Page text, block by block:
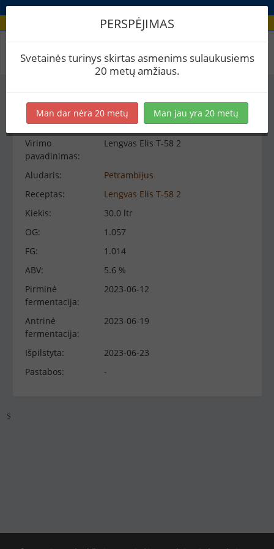
Virimo peržiūra
−
Virimo informacija
Virimo
pavadinimas:
Lengvas Elis T-58 2
Aludaris:
Petrambijus
Receptas:
Lengvas Elis T-58 2
Kiekis:
30.0 ltr
OG:
1.057
FG:
1.014
ABV:
5.6 %
Pirminė
fermentacija:
2023-06-12
Antrinė
fermentacija:
2023-06-19
Išpilstyta:
2023-06-23
Pastabos:
-
s
PERSPĖJIMAS
Svetainės turinys skirtas asmenims sulaukusiems
20 metų amžiaus.
Man dar nėra 20 metų Man jau yra 20 metų